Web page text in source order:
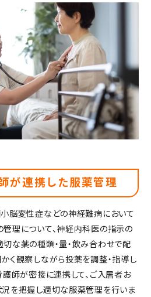
が連携した服薬管理
脳変性症などの神経難病において
理について、神経内科医の指示の
な薬の種類・量・飲み合わせで配
く観察しながら投薬を調整・指導し
護師が密接に連携して、ご入居者お
を把握し適切な服薬管理を行いま